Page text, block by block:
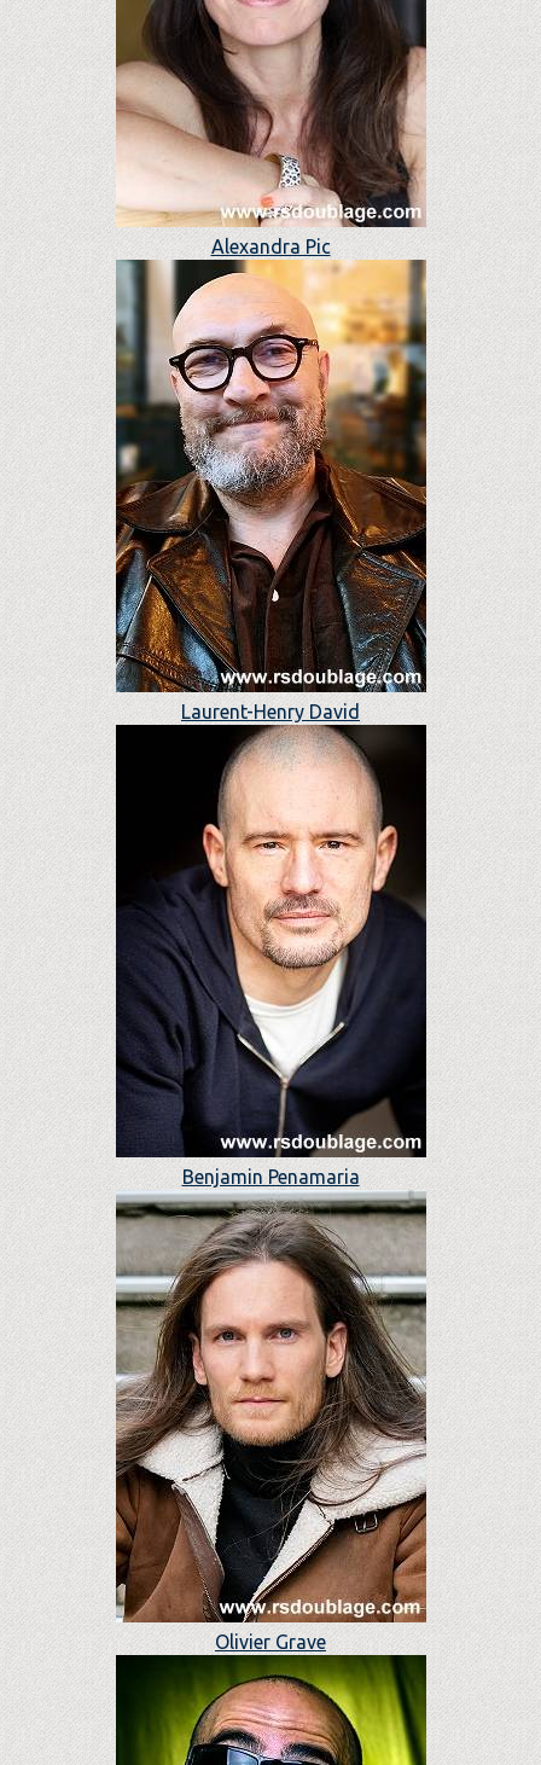
Alexandra Pic
Laurent-Henry David
Benjamin Penamaria
Olivier Grave